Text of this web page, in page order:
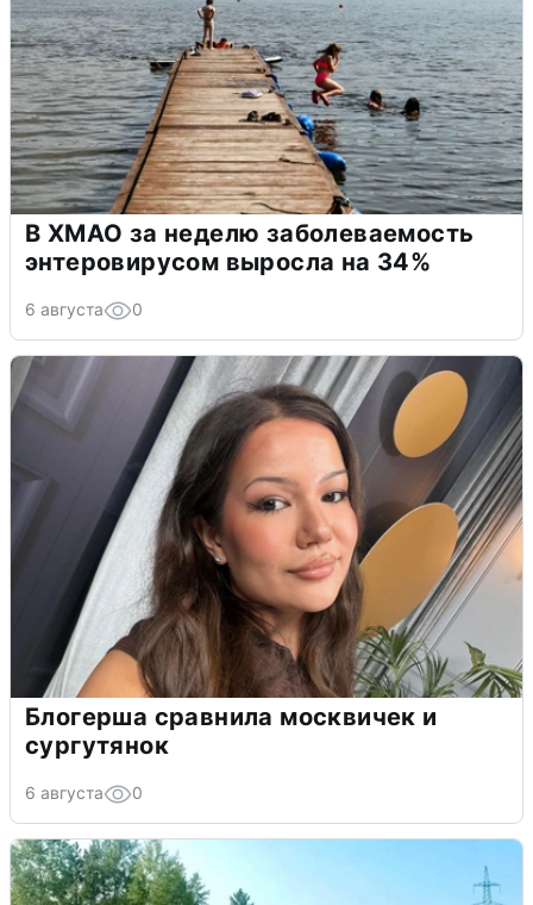
В ХМАО за неделю заболеваемость
энтеровирусом выросла на 34%
6 августа 0
Блогерша сравнила москвичек и
сургутянок
6 августа 0